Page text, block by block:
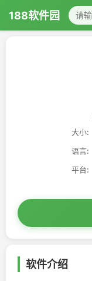
188软件园
大小:
语言:
平台:
软件介绍